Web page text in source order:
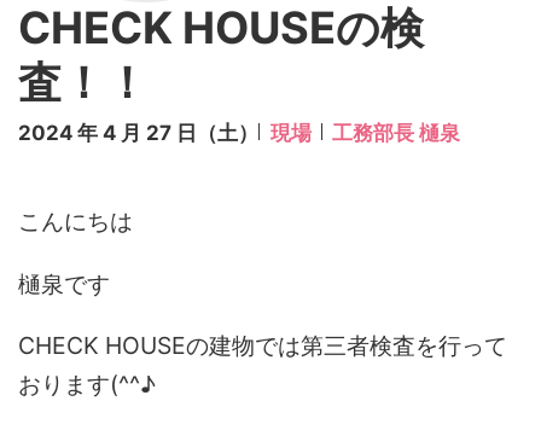
CHECK HOUSEの検
査！！
2024 年 4 月 27 日（土） 現場 工務部長 樋泉
こんにちは
樋泉です
CHECK HOUSEの建物では第三者検査を行って
おります(^^♪